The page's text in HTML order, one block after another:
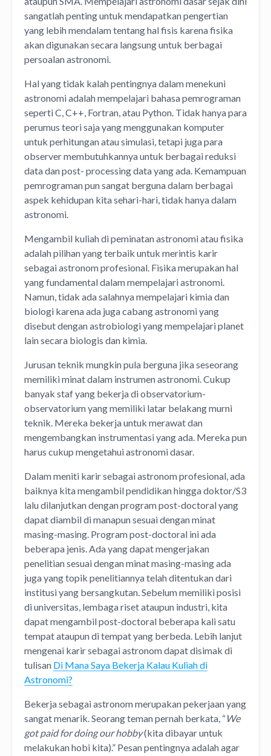
sangatlah penting untuk mendapatkan pengertian
yang lebih mendalam tentang hal fisis karena fisika
akan digunakan secara langsung untuk berbagai
persoalan astronomi.
Hal yang tidak kalah pentingnya dalam menekuni
astronomi adalah mempelajari bahasa pemrograman
seperti C, C++, Fortran, atau Python. Tidak hanya para
perumus teori saja yang menggunakan komputer
untuk perhitungan atau simulasi, tetapi juga para
observer membutuhkannya untuk berbagai reduksi
data dan post- processing data yang ada. Kemampuan
pemrograman pun sangat berguna dalam berbagai
aspek kehidupan kita sehari-hari, tidak hanya dalam
astronomi.
Mengambil kuliah di peminatan astronomi atau fisika
adalah pilihan yang terbaik untuk merintis karir
sebagai astronom profesional. Fisika merupakan hal
yang fundamental dalam mempelajari astronomi.
Namun, tidak ada salahnya mempelajari kimia dan
biologi karena ada juga cabang astronomi yang
disebut dengan astrobiologi yang mempelajari planet
lain secara biologis dan kimia.
Jurusan teknik mungkin pula berguna jika seseorang
memiliki minat dalam instrumen astronomi. Cukup
banyak staf yang bekerja di observatorium-
observatorium yang memiliki latar belakang murni
teknik. Mereka bekerja untuk merawat dan
mengembangkan instrumentasi yang ada. Mereka pun
harus cukup mengetahui astronomi dasar.
Dalam meniti karir sebagai astronom profesional, ada
baiknya kita mengambil pendidikan hingga doktor/S3
lalu dilanjutkan dengan program post-doctoral yang
dapat diambil di manapun sesuai dengan minat
masing-masing. Program post-doctoral ini ada
beberapa jenis. Ada yang dapat mengerjakan
penelitian sesuai dengan minat masing-masing ada
juga yang topik penelitiannya telah ditentukan dari
institusi yang bersangkutan. Sebelum memiliki posisi
di universitas, lembaga riset ataupun industri, kita
dapat mengambil post-doctoral beberapa kali satu
tempat ataupun di tempat yang berbeda. Lebih lanjut
mengenai karir sebagai astronom dapat disimak di
tulisan Di Mana Saya Bekerja Kalau Kuliah di
Astronomi?
Bekerja sebagai astronom merupakan pekerjaan yang
sangat menarik. Seorang teman pernah berkata, “We
got paid for doing our hobby(kita dibayar untuk
melakukan hobi kita).” Pesan pentingnya adalah agar